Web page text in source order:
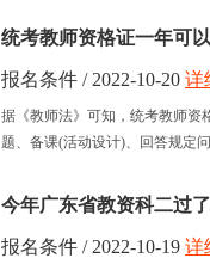
统考教师资格证一年可
报名条件 / 2022-10-20
据《教师法》可知，统考教师资
题、备课(活动设计)、回答规定
详
今年广东省教资科二过
报名条件 / 2022-10-19 详